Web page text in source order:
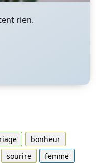
rien.
bonheur
sourire
femme